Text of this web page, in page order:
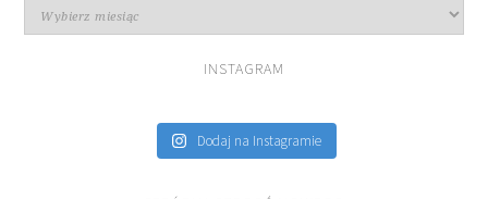
INSTAGRAM
Dodaj na Instagramie